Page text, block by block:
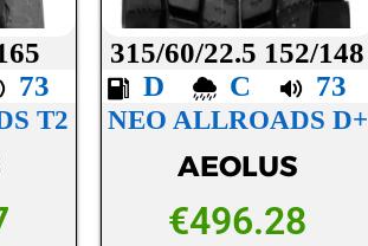
73
T2
315/60/22.5 152/148
D
C 73
NEO ALLROADS D+
AEOLUS
€496.28